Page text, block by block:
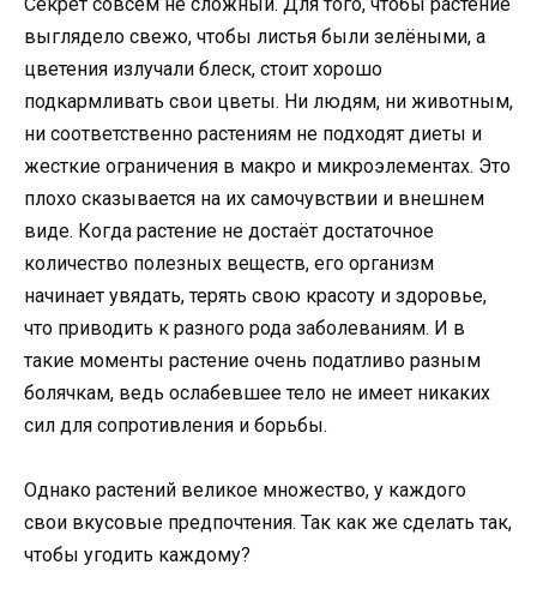
выглядело свежо, чтобы листья были зелёными, а
цветения излучали блеск, стоит хорошо
подкармливать свои цветы. Ни людям, ни животным,
ни соответственно растениям не подходят диеты и
жесткие ограничения в макро и микроэлементах. Это
плохо сказывается на их самочувствии и внешнем
виде. Когда растение не достаёт достаточное
количество полезных веществ, его организм
начинает увядать, терять свою красоту и здоровье,
что приводить к разного рода заболеваниям. И в
такие моменты растение очень податливо разным
болячкам, ведь ослабевшее тело не имеет никаких
сил для сопротивления и борьбы.
Однако растений великое множество, у каждого
свои вкусовые предпочтения. Так как же сделать так,
чтобы угодить каждому?